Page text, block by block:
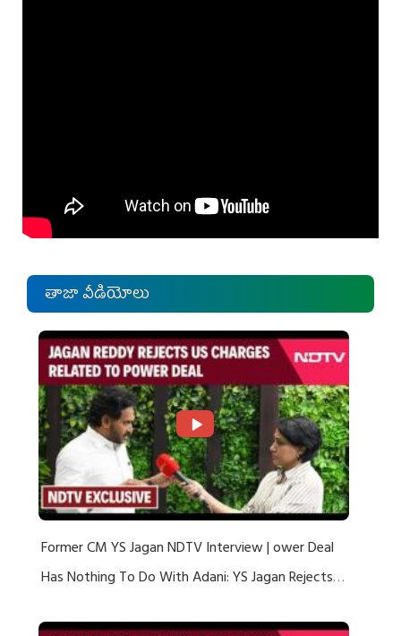
తాజా వీడియోలు
Former CM YS Jagan NDTV Interview | ower Deal
Has Nothing To Do With Adani: YS Jagan Rejects